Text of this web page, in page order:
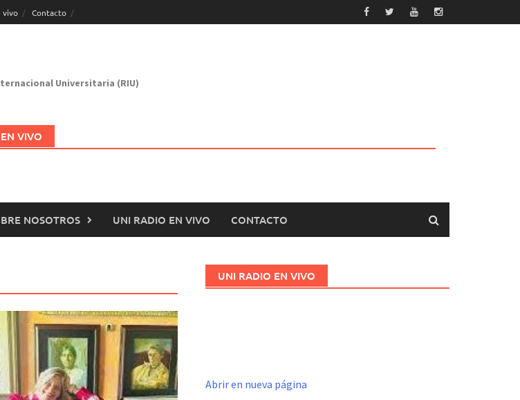
vivo Contacto
Universitaria (RIU)
VIVO
NOSOTROS UNI RADIO EN VIVO CONTACTO
UNI RADIO EN VIVO
Abrir en nueva página